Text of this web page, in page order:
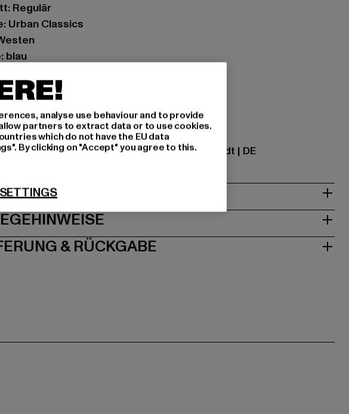
Regulär
Urban Classics
blau
100% Polyester
TB6723-00155
TB International GmbH |info@tbint.de
Murjahn-Straße 7 | 64372 Ober-Ramstadt | DE
GRÖSSE & PASSFORM
& RÜCKGABE
analyse use behaviour and to provide
partners to extract data or to use cookies.
which do not have the EU data
By clicking on "Accept" you agree to this.